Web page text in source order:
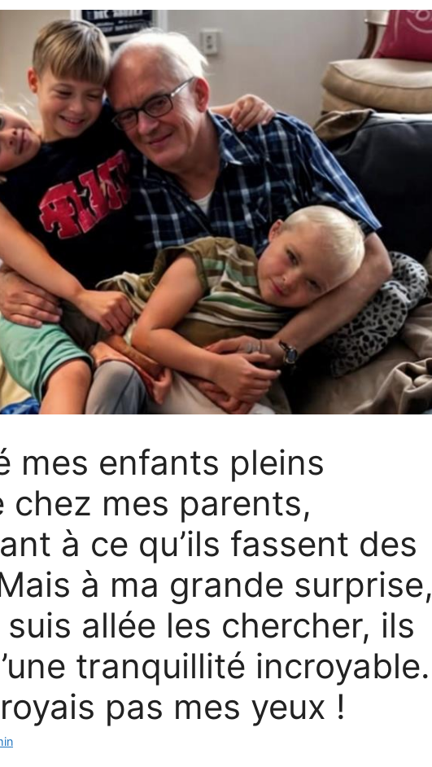
mes enfants pleins
chez mes parents,
à ce qu’ils fassent des
à ma grande surprise,
allée les chercher, ils
tranquillité incroyable.
pas mes yeux !